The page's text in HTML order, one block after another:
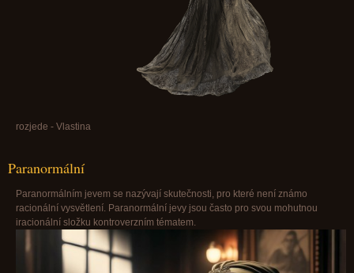
rozjede - Vlastina
Paranormální
Paranormálním jevem se nazývají skutečnosti, pro které není známo
racionální vysvětlení. Paranormální jevy jsou často pro svou mohutnou
iracionální složku kontroverzním tématem.